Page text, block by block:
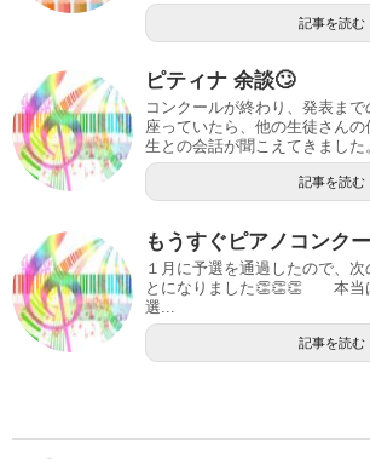
記事を読む
ピティナ 余談🙄
コンクールが終わり、発表ま
座っていたら、他の生徒さん
生との会話が聞こえてきまし
記事を読む
もうすぐピアノコンク
１月に予選を通過したので、
とになりました👏👏👏 本当
選...
記事を読む